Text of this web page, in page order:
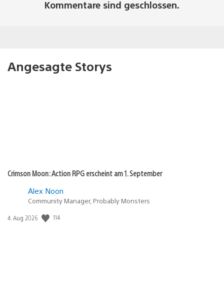
Kommentare sind geschlossen.
Angesagte Storys
Crimson Moon: Action RPG erscheint am 1. September
Alex Noon
Community Manager, Probably Monsters
Veröffentlichungsdatum:
4. Aug 2026 114